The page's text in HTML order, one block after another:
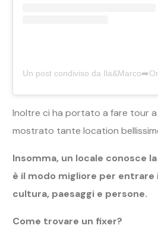
Inoltre ci ha portato a fare tour a
mostrato tante location
Insomma, un locale conosce
è il modo migliore per
cultura, paesaggi e persone.
Come trovare un fixer?